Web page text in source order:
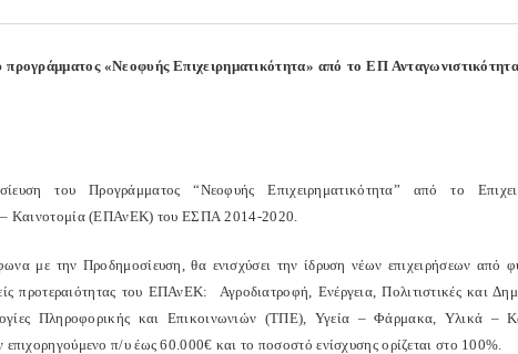
«Νεοφυής Επιχειρηματικότητα» από το ΕΠ
του Προγράμματος “Νεοφυής Επιχειρηματικότητα” από το
– Καινοτομία (ΕΠΑνΕΚ) του ΕΣΠΑ 2014-2020.
με την Προδημοσίευση, θα ενισχύσει την ίδρυση νέων επιχειρήσεων από
προτεραιότητας του ΕΠΑνΕΚ: Αγροδιατροφή, Ενέργεια, Πολιτιστικές και
Πληροφορικής και Επικοινωνιών (ΤΠΕ), Υγεία – Φάρμακα, Υλικά –
επιχορηγούμενο π/υ έως 60.000€ και το ποσοστό ενίσχυσης ορίζεται στο 100%.